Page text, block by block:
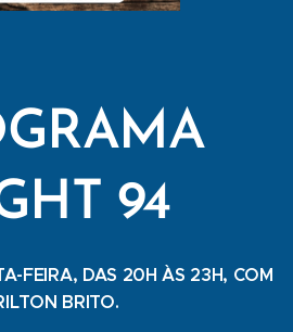
94
FEIRA, DAS 20H ÀS 23H, COM
BRITO.